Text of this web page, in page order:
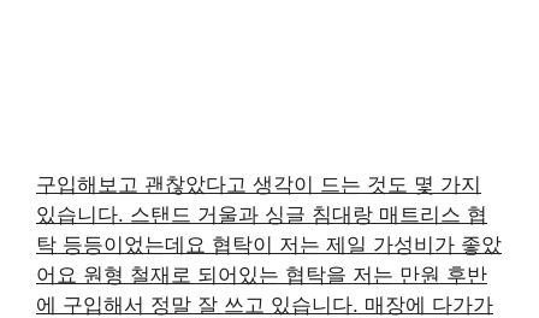
구입해보고 괜찮았다고 생각이 드는 것도 몇 가지
있습니다. 스탠드 거울과 싱글 침대랑 매트리스 협
탁 등등이었는데요 협탁이 저는 제일 가성비가 좋았
어요 원형 철재로 되어있는 협탁을 저는 만원 후반
에 구입해서 정말 잘 쓰고 있습니다. 매장에 다가가